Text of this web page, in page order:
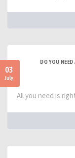
03
July
DO YOU
All you need is